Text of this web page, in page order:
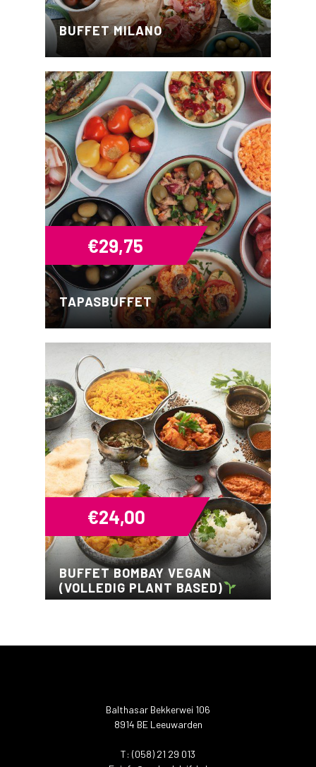
BUFFET MILANO
TAPASBUFFET
€29,75
BUFFET BOMBAY VEGAN
(VOLLEDIG PLANT BASED)
€24,00
Balthasar Bekkerwei 106
8914 BE Leeuwarden
T: (058) 21 29 013